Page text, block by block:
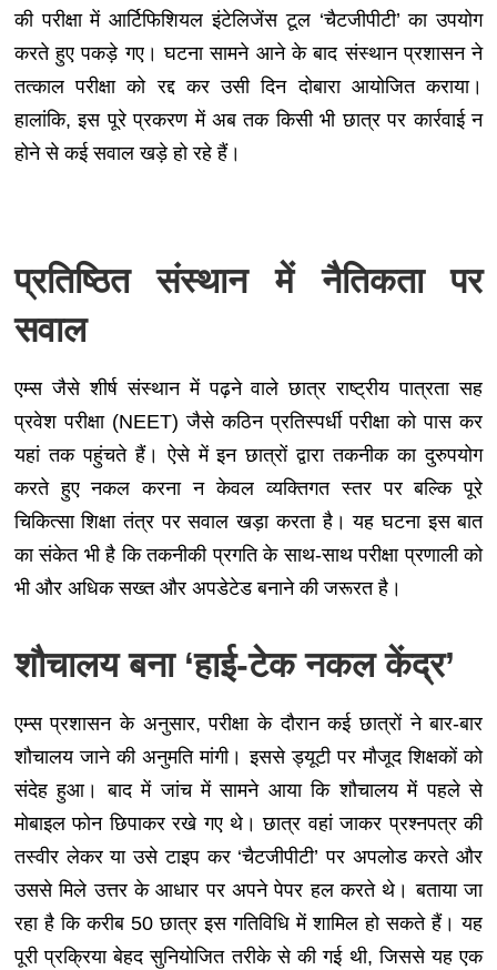
की परीक्षा में आर्टिफिशियल इंटेलिजेंस टूल ‘चैटजीपीटी’ का उपयोग
करते हुए पकड़े गए। घटना सामने आने के बाद संस्थान प्रशासन ने
तत्काल परीक्षा को रद्द कर उसी दिन दोबारा आयोजित कराया।
हालांकि, इस पूरे प्रकरण में अब तक किसी भी छात्र पर कार्रवाई न
होने से कई सवाल खड़े हो रहे हैं।
प्रतिष्ठित संस्थान में नैतिकता पर
सवाल
एम्स जैसे शीर्ष संस्थान में पढ़ने वाले छात्र राष्ट्रीय पात्रता सह
प्रवेश परीक्षा (NEET) जैसे कठिन प्रतिस्पर्धी परीक्षा को पास कर
यहां तक पहुंचते हैं। ऐसे में इन छात्रों द्वारा तकनीक का दुरुपयोग
करते हुए नकल करना न केवल व्यक्तिगत स्तर पर बल्कि पूरे
चिकित्सा शिक्षा तंत्र पर सवाल खड़ा करता है। यह घटना इस बात
का संकेत भी है कि तकनीकी प्रगति के साथ-साथ परीक्षा प्रणाली को
भी और अधिक सख्त और अपडेटेड बनाने की जरूरत है।
शौचालय बना ‘हाई-टेक नकल केंद्र’
एम्स प्रशासन के अनुसार, परीक्षा के दौरान कई छात्रों ने बार-बार
शौचालय जाने की अनुमति मांगी। इससे ड्यूटी पर मौजूद शिक्षकों को
संदेह हुआ। बाद में जांच में सामने आया कि शौचालय में पहले से
मोबाइल फोन छिपाकर रखे गए थे। छात्र वहां जाकर प्रश्नपत्र की
तस्वीर लेकर या उसे टाइप कर ‘चैटजीपीटी’ पर अपलोड करते और
उससे मिले उत्तर के आधार पर अपने पेपर हल करते थे। बताया जा
रहा है कि करीब 50 छात्र इस गतिविधि में शामिल हो सकते हैं। यह
पूरी प्रक्रिया बेहद सुनियोजित तरीके से की गई थी, जिससे यह एक